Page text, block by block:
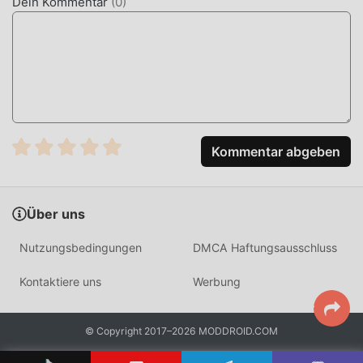
Kommentar abgeben
Über uns
Nutzungsbedingungen DMCA Haftungsausschluss
Kontaktiere uns Werbung
© Copyright 2017–2026 MODDROID.COM